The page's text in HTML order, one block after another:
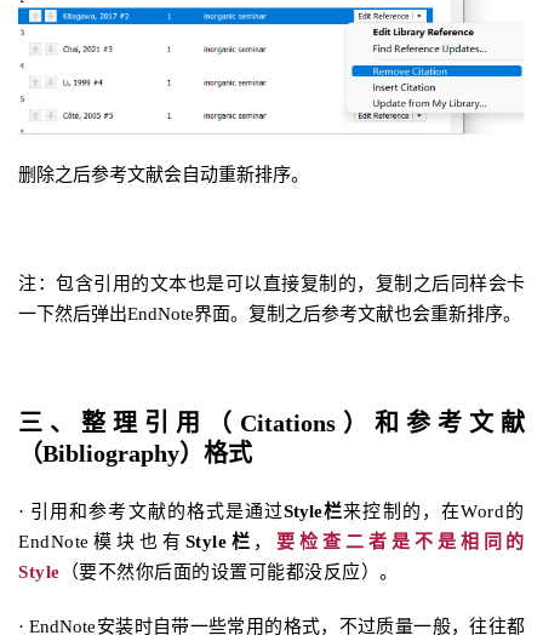
删除之后参考文献会自动重新排序。
注：包含引用的文本也是可以直接复制的，复制之后同样会卡
一下然后弹出EndNote界面。复制之后参考文献也会重新排序。
三、整理引用（Citations）和参考文献
（Bibliography）格式
· 引用和参考文献的格式是通过Style栏来控制的， 在Word的
EndNote模块也有 Style栏 ，要检查二者是不是相同的
Style （要不然你后面的设置可能都没反应）。
· EndNote安装时自带一些常用的格式，不过质量一般，往往都